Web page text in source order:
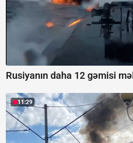
Rusiyanın daha 12 gəmisi
11:29